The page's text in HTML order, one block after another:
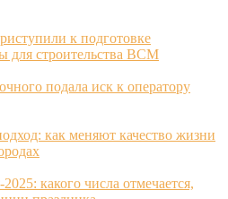
к подготовке
для строительства ВСМ
подала иск к оператору
как меняют качество жизни
какого числа отмечается,